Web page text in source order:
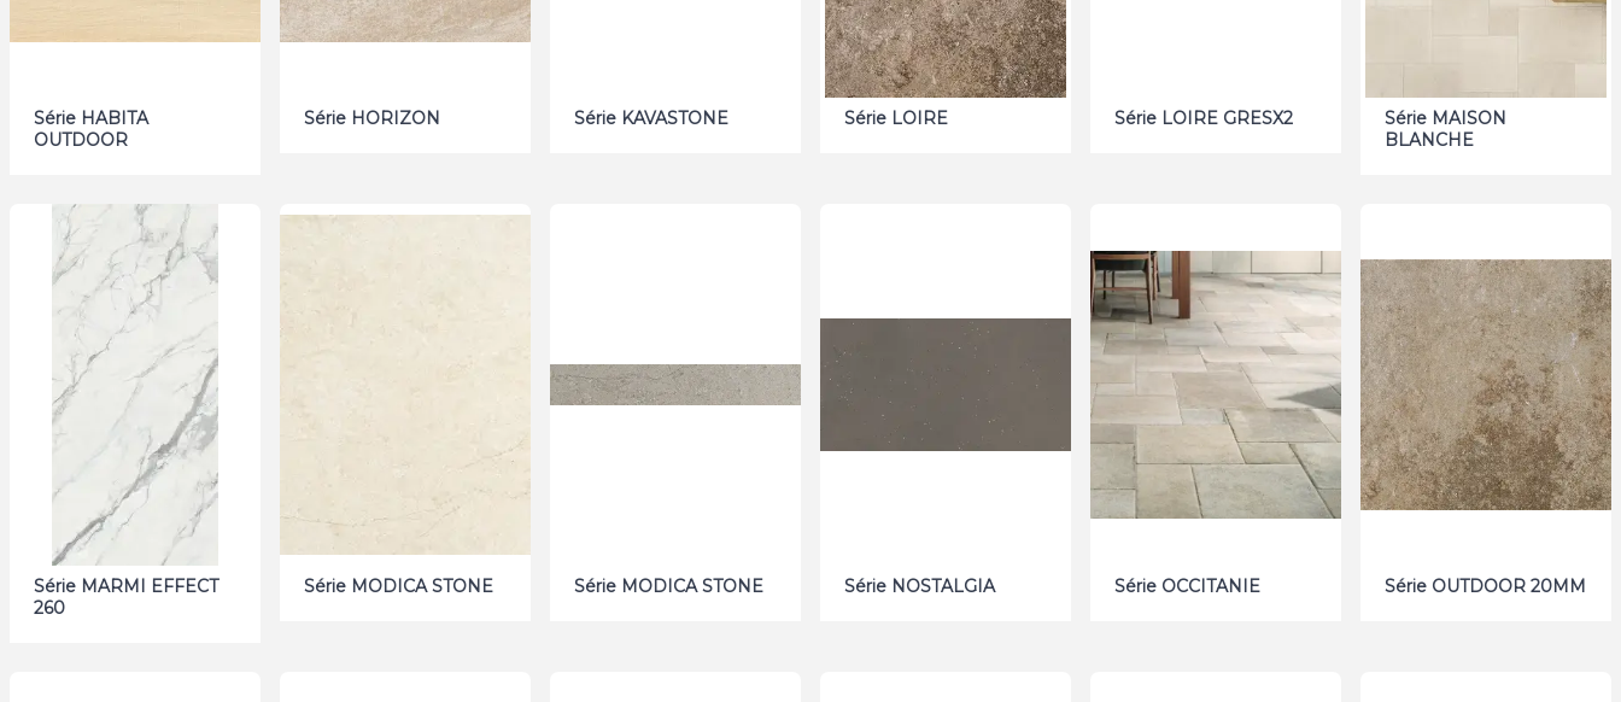
Série HABITA
OUTDOOR
Série HORIZON Série KAVASTONE Série LOIRE Série LOIRE GRESX2
Série MAISON
BLANCHE
Série MARMI EFFECT
260
Série MODICA STONE Série MODICA STONE Série NOSTALGIA Série OCCITANIE Série OUTDOOR 20MM